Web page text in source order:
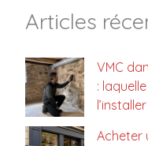
Articles
VMC
:
Acheter